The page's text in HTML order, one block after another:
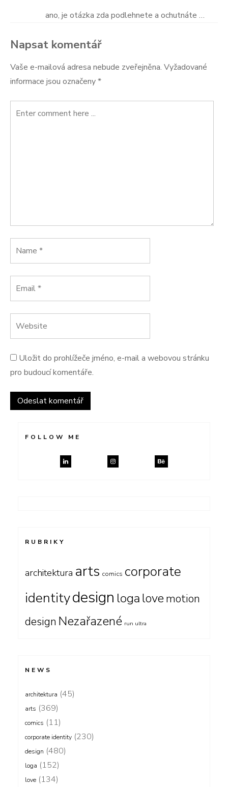
ano, je otázka zda podlehnete a ochutnáte …
Napsat komentář
Vaše e-mailová adresa nebude zveřejněna. Vyžadované
informace jsou označeny*
Uložit do prohlížeče jméno, e-mail a webovou stránku
pro budoucí komentáře.
FOLLOW ME
RUBRIKY
architektura arts comics corporate
identitydesign logalovemotion
design Nezařazené run ultra
NEWS
architektura (45)
arts (369)
comics (11)
corporate identity (230)
design (480)
loga (152)
love (134)